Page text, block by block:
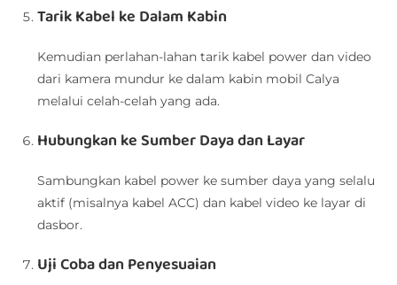
Tarik Kabel ke Dalam Kabin
Kemudian perlahan-lahan tarik kabel power dan video
dari kamera mundur ke dalam kabin mobil Calya
melalui celah-celah yang ada.
Hubungkan ke Sumber Daya dan Layar
Sambungkan kabel power ke sumber daya yang selalu
aktif (misalnya kabel ACC) dan kabel video ke layar di
dasbor.
Uji Coba dan Penyesuaian